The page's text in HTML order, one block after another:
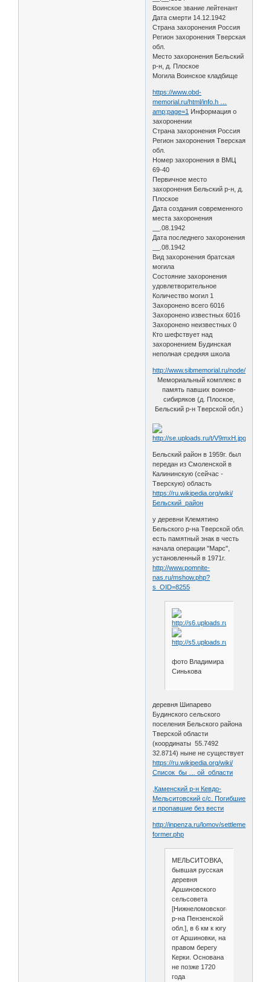
Воинское звание лейтенант
Дата смерти 14.12.1942
Страна захоронения Россия
Регион захоронения Тверская
обл.
Место захоронения Бельский
р-н, д. Плоское
Могила Воинское кладбище
https://www.obd-
memorial.ru/html/info.h …
amp;page=1 Информация о
захоронении
Страна захоронения Россия
Регион захоронения Тверская
обл.
Номер захоронения в ВМЦ
69-40
Первичное место
захоронения Бельский р-н, д.
Плоское
Дата создания современного
места захоронения
__.08.1942
Дата последнего захоронения
__.08.1942
Вид захоронения братская
могила
Состояние захоронения
удовлетворительное
Количество могил 1
Захоронено всего 6016
Захоронено известных 6016
Захоронено неизвестных 0
Кто шефствует над
захоронением Будинская
неполная средняя школа
http://www.sibmemorial.ru/node/6
Мемориальный комплекс в
память павших воинов-
сибиряков (д. Плоское,
Бельский р-н Тверской обл.)
Бельский район в 1959г. был
передан из Смоленской в
Калининскую (сейчас -
Тверскую) область
https://ru.wikipedia.org/wiki/
Бельский_район
у деревни Клемятино
Бельского р-на Тверской обл.
есть памятный знак в честь
начала операции "Марс",
установленный в 1971г.
http://www.pomnite-
nas.ru/mshow.php?
s_OID=8255
фото Владимира
Синькова
деревня Шипарево
Будинского сельского
поселения Бельского района
Тверской области
(координаты 55.7492
32.8714) ныне не существует
https://ru.wikipedia.org/wiki/
Список_бы … ой_области
,Каменский р-н Кевдо-
Мельситовский с/с. Погибшие
и пропавшие без вести
http://inpenza.ru/lomov/settlements-
former.php
МЕЛЬСИТОВКА,
бывшая русская
деревня
Аршиновского
сельсовета
[Нижнеломовского
р-на Пензенской
обл.], в 6 км к югу
от Аршиновки, на
правом берегу
Керки. Основана
не позже 1720
года